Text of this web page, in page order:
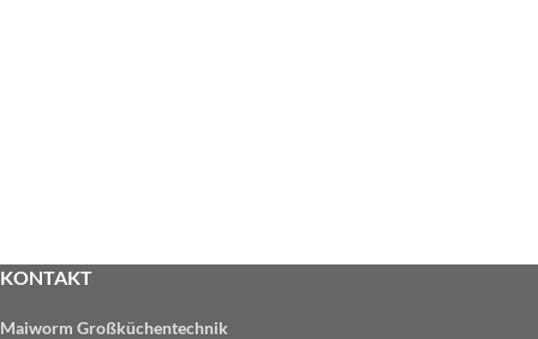
KONTAKT
Maiworm Großküchentechnik